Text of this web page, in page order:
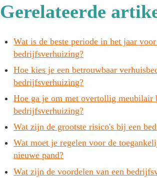
Gerelateerde
Wat is de beste periode in het jaar voor
bedrijfsverhuizing?
Hoe kies je een betrouwbaar
bedrijfsverhuizing?
Hoe ga je om met overtollig meubilair
bedrijfsverhuizing?
Wat zijn de grootste risico's bij een
Wat moet je regelen voor de
nieuwe pand?
Wat zijn de voordelen van een